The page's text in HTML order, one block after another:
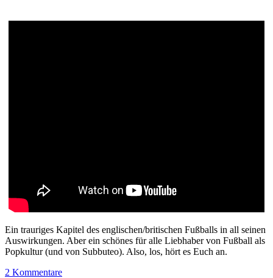
Ein trauriges Kapitel des englischen/britischen Fußballs in all seinen
Auswirkungen. Aber ein schönes für alle Liebhaber von Fußball als
Popkultur (und von Subbuteo). Also, los, hört es Euch an.
2 Kommentare